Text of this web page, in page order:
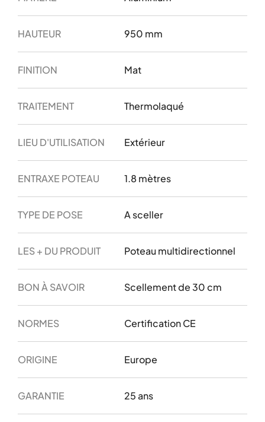
HAUTEUR 950 mm
FINITION Mat
TRAITEMENT Thermolaqué
LIEU D'UTILISATION Extérieur
ENTRAXE POTEAU 1.8 mètres
TYPE DE POSE A sceller
LES + DU PRODUIT Poteau multidirectionnel
BON À SAVOIR Scellement de 30 cm
NORMES Certification CE
ORIGINE Europe
GARANTIE 25 ans